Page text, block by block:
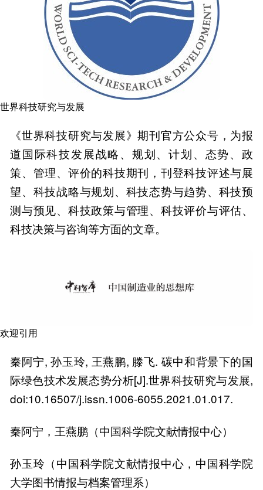
世界科技研究与发展
《世界科技研究与发展》期刊官方公众号，为报
道国际科技发展战略、规划、计划、态势、政
策、管理、评价的科技期刊，刊登科技评述与展
望、科技战略与规划、科技态势与趋势、科技预
测与预见、科技政策与管理、科技评价与评估、
科技决策与咨询等方面的文章。
欢迎引用
秦阿宁, 孙玉玲, 王燕鹏, 滕飞. 碳中和背景下的国
际绿色技术发展态势分析[J].世界科技研究与发展,
doi:10.16507/j.issn.1006-6055.2021.01.017.
秦阿宁，王燕鹏（中国科学院文献情报中心）
孙玉玲（中国科学院文献情报中心，中国科学院
大学图书情报与档案管理系）